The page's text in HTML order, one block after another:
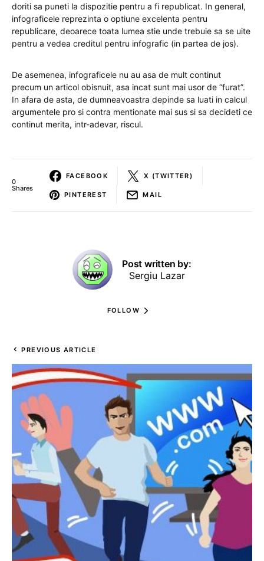
doriti sa puneti la dispozitie pentru a fi republicat. In general,
infograficele reprezinta o optiune excelenta pentru
republicare, deoarece toata lumea stie unde trebuie sa se uite
pentru a vedea creditul pentru infografic (in partea de jos).
De asemenea, infograficele nu au asa de mult continut
precum un articol obisnuit, asa incat sunt mai usor de “furat”.
In afara de asta, de dumneavoastra depinde sa luati in calcul
argumentele pro si contra mentionate mai sus si sa decideti ce
continut merita, intr-adevar, riscul.
0
Shares
FACEBOOK X (TWITTER)
PINTEREST MAIL
Post written by:
Sergiu Lazar
FOLLOW
PREVIOUS ARTICLE